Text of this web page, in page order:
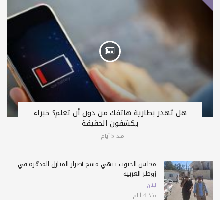
هل تُهدر بطارية هاتفك من دون أن تعلم؟ خبراء
يكشفون الحقيقة
منذ 5 أيام
مجلس الجنوب ينهي مسح أضرار المنازل المدمّرة في
زوطر الغربية
لبنان
منذ 4 أيام